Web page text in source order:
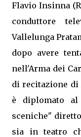
Flavio Insinna
conduttore
Vallelunga
dopo avere
nell'Arma dei
di recitazione di
è diplomato al
sceniche"
sia in teatro